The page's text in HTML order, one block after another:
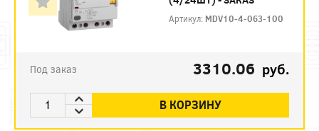
Артикул: MDV10-4-063-100
Под заказ 3310.06 руб.
В КОРЗИНУ